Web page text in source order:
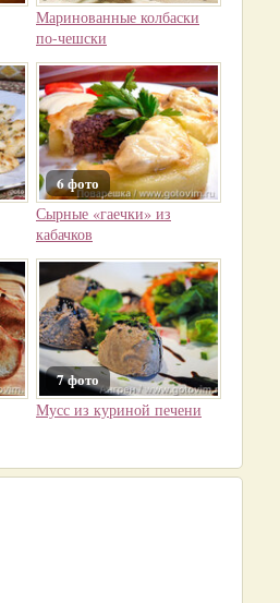
Маринованные колбаски
по-чешски
6 фото
Сырные «гаечки» из
кабачков
7 фото
Мусс из куриной печени